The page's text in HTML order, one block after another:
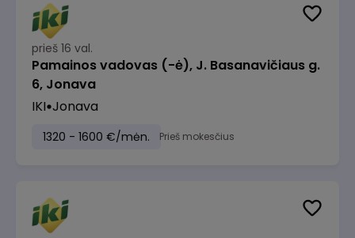
prieš 16 val.
Pamainos vadovas (-ė), J. Basanavičiaus g.
6, Jonava
IKI Jonava
1320 - 1600 €/mėn. Prieš mokesčius